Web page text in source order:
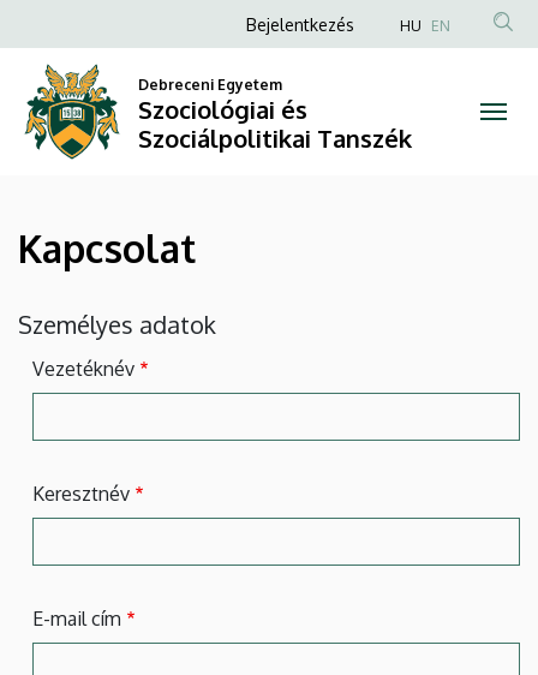
Szociológiai
Szociálpolitikai
Tanszék
a
tartalomra
Anonim
fiók
menüje
Bejelentkezés HU EN
Debreceni Egyetem
Szociológiai és
Szociálpolitikai Tanszék
Kapcsolat
Személyes adatok
Vezetéknév
Keresztnév
E-mail cím